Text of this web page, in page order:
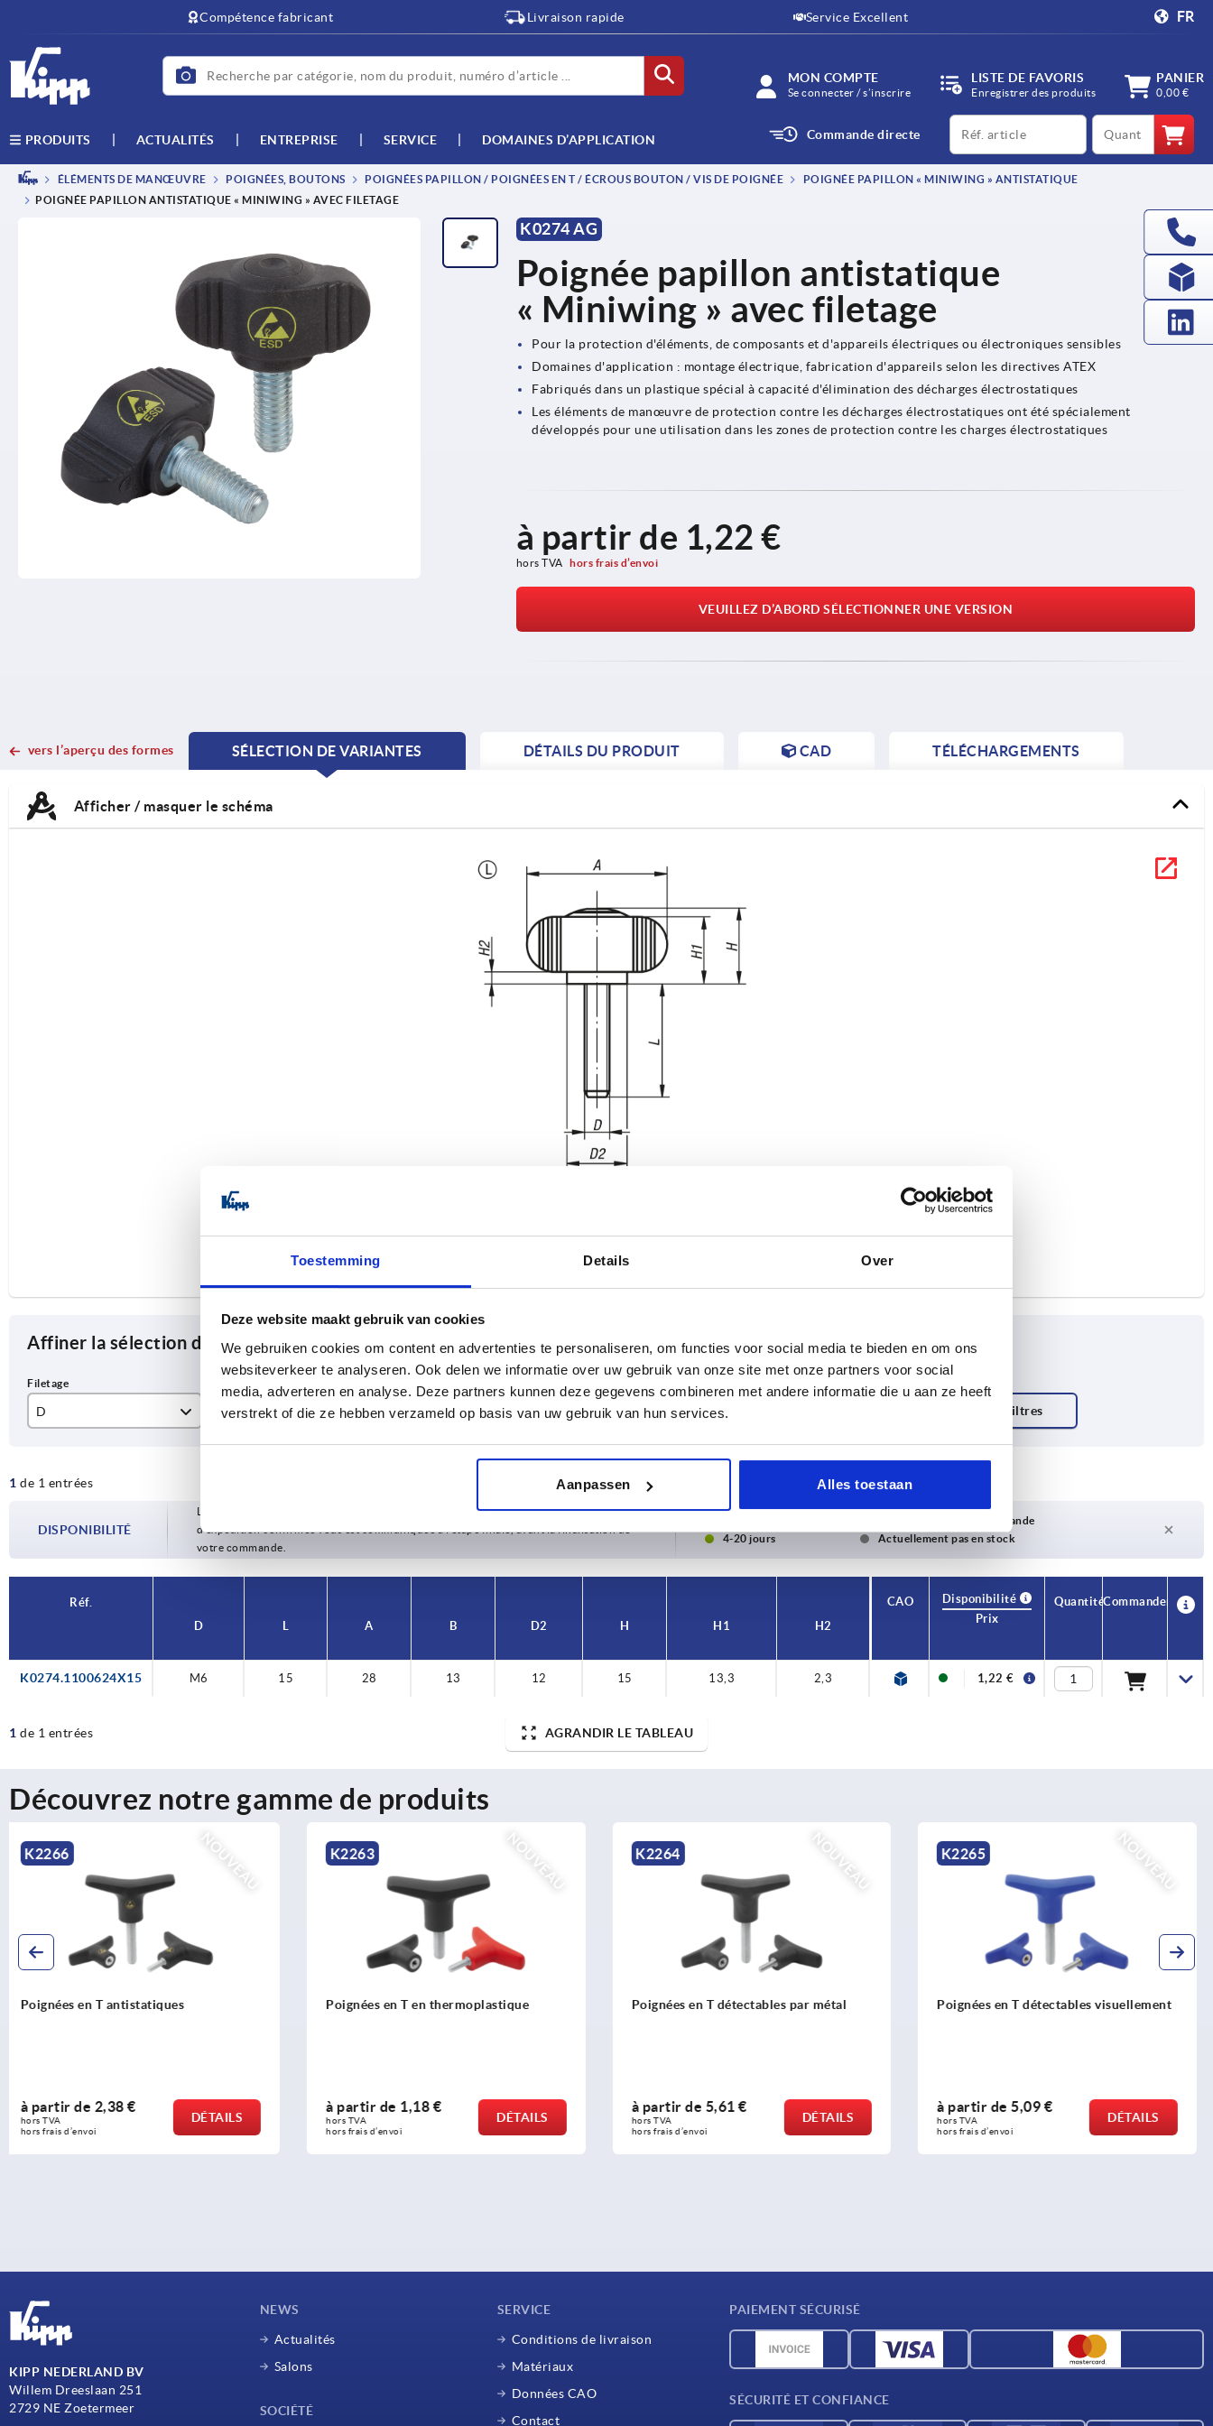
Toestemming Details Over
Deze website maakt gebruik van cookies
We gebruiken cookies om content en advertenties te personaliseren, om functies voor social media te bieden en om ons
websiteverkeer te analyseren. Ook delen we informatie over uw gebruik van onze site met onze partners voor social
media, adverteren en analyse. Deze partners kunnen deze gegevens combineren met andere informatie die u aan ze heeft
verstrekt of die ze hebben verzameld op basis van uw gebruik van hun services.
Aanpassen Alles toestaan
Compétence fabricant Livraison rapide Service Excellent FR
MON COMPTE
Se connecter / s’inscrire
LISTE DE FAVORIS
Enregistrer des produits
PANIER
0,00 €
PRODUITS ACTUALITÉS ENTREPRISE SERVICE DOMAINES D’APPLICATION Commande directe
productCode qty
ÉLÉMENTS DE MANŒUVRE POIGNÉES, BOUTONS POIGNÉES PAPILLON / POIGNÉES EN T / ÉCROUS BOUTON / VIS DE POIGNÉE
POIGNÉE PAPILLON « MINIWING » ANTISTATIQUE
POIGNÉE PAPILLON ANTISTATIQUE « MINIWING » AVEC FILETAGE
K0274 AG
Poignée papillon antistatique
« Miniwing » avec filetage
Pour la protection d'éléments, de composants et d'appareils électriques ou électroniques sensibles
Domaines d'application : montage électrique, fabrication d'appareils selon les directives ATEX
Fabriqués dans un plastique spécial à capacité d'élimination des décharges électrostatiques
Les éléments de manœuvre de protection contre les décharges électrostatiques ont été spécialement
développés pour une utilisation dans les zones de protection contre les charges électrostatiques
à partir de 1,22 €
hors TVA hors frais d’envoi
VEUILLEZ D’ABORD SÉLECTIONNER UNE VERSION
vers l’aperçu des formes
SÉLECTION DE VARIANTES
CURRENT
CURRENT
DÉTAILS DU PRODUIT CAD TÉLÉCHARGEMENTS
Afficher / masquer le schéma
Affiner la sélection des articles
D
15
A
28
B
13 12
1 de 1 entrées AGRANDIR LE TABLEAU
DISPONIBILITÉ
Les disponibilités sont mises à jour plusieurs fois par jour à intervalles réguliers. La date
d’expédition confirmée vous est communiquée à l’étape finale, avant la finalisation de
votre commande.
Délai de livraison sur demande
4-20 jours
Actuellement pas en stock
Réf.
D
A B D2 H H1 H2
CAO
Disponibilité
Prix
QuantitéCommander
K0274.1100624X15 M6 15 28 13 12 15 13,3 2,3 1,22 €
1 de 1 entrées AGRANDIR LE TABLEAU
Découvrez notre gamme de produits
NOUVEAU
K2263
Poignées en T en thermoplastique
à partir de1,18 €
hors TVA
hors frais d’envoi
DÉTAILS
NOUVEAU
K2264
Poignées en T détectables par métal
à partir de5,61 €
hors TVA
hors frais d’envoi
DÉTAILS
NOUVEAU
K2265
Poignées en T détectables visuellement
à partir de5,09 €
hors TVA
hors frais d’envoi
DÉTAILS
K1312
Écrou papillon pour rondelle
à partir de10,89 €
hors TVA
hors frais d’envoi
DÉTAILS
KIPP NEDERLAND BV
Willem Dreeslaan 251
2729 NE Zoetermeer
NEWS
Actualités
Salons
SOCIÉTÉ
SERVICE
Conditions de livraison
Matériaux
Données CAO
Contact
PAIEMENT SÉCURISÉ
SÉCURITÉ ET CONFIANCE